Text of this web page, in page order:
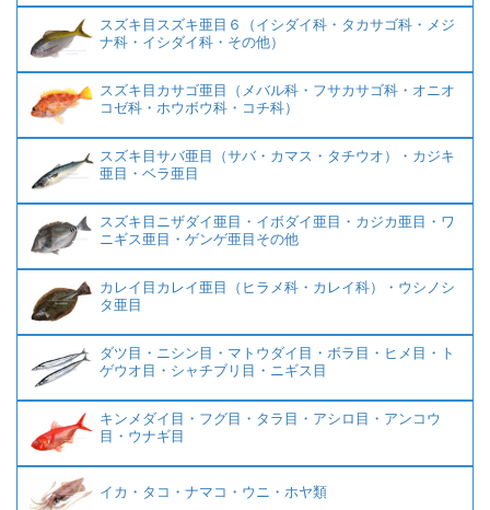
スズキ目スズキ亜目６（イシダイ科・タカサゴ科・メジ
ナ科・イシダイ科・その他）
スズキ目カサゴ亜目（メバル科・フサカサゴ科・オニオ
コゼ科・ホウボウ科・コチ科）
スズキ目サバ亜目（サバ・カマス・タチウオ）・カジキ
亜目・ベラ亜目
スズキ目ニザダイ亜目・イボダイ亜目・カジカ亜目・ワ
ニギス亜目・ゲンゲ亜目その他
カレイ目カレイ亜目（ヒラメ科・カレイ科）・ウシノシ
タ亜目
ダツ目・ニシン目・マトウダイ目・ボラ目・ヒメ目・ト
ゲウオ目・シャチブリ目・ニギス目
キンメダイ目・フグ目・タラ目・アシロ目・アンコウ
目・ウナギ目
イカ・タコ・ナマコ・ウニ・ホヤ類